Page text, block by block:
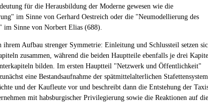
für die Herausbildung der Moderne gewesen wie die
im Sinne von Gerhard Oestreich oder die "Neumodellierung des
im Sinne von Norbert Elias (688).
Aufbau strenger Symmetrie: Einleitung und Schlussteil setzen
zusammen, während die beiden Hauptteile ebenfalls je drei
bilden. Im ersten Hauptteil "Netzwerk und Öffentlichkeit"
eine Bestandsaufnahme der spätmittelalterlichen
und der Kaufleute vor und beschreibt dann die Entstehung der
mit habsburgischer Privilegierung sowie die Reaktionen auf die